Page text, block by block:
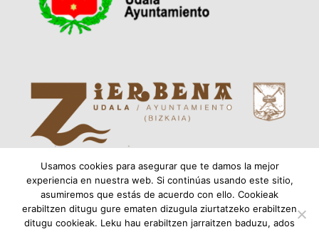
MERKATARITZA BULEGO TEKNIKOA | OFICINA
TÉCNICA DE COMERCIO DEL MEATZALDEKO
BEHARGINTZA, S.L.
Usamos cookies para asegurar que te damos la mejor
experiencia en nuestra web. Si continúas usando este sitio,
asumiremos que estás de acuerdo con ello. Cookieak
erabiltzen ditugu gure ematen dizugula ziurtatzeko erabiltzen
ditugu cookieak. Leku hau erabiltzen jarraitzen baduzu, ados